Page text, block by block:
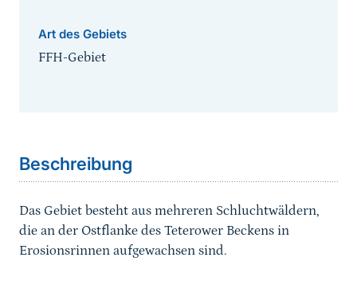
Art des Gebiets
FFH-Gebiet
Beschreibung
Das Gebiet besteht aus mehreren Schluchtwäldern,
die an der Ostflanke des Teterower Beckens in
Erosionsrinnen aufgewachsen sind.